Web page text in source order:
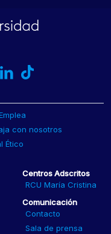
con nosotros
Ético
Centros Adscritos
RCU María Cristina
Comunicación
Contacto
Sala de prensa